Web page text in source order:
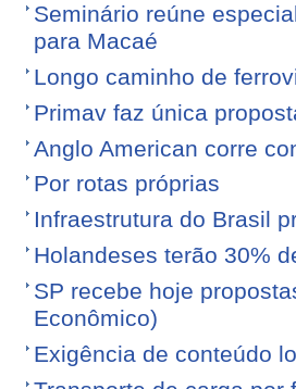
Seminário reúne
para Macaé
Longo caminho de
Primav faz única
Anglo American corre
Por rotas próprias
Infraestrutura do Brasil
Holandeses terão 30%
SP recebe hoje
Econômico)
Exigência de conteúdo